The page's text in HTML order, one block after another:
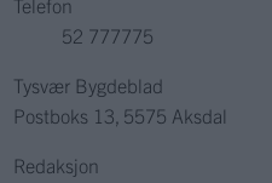
Telefon
52 777775
Tysvær Bygdeblad
Postboks 13, 5575 Aksdal
Redaksjon